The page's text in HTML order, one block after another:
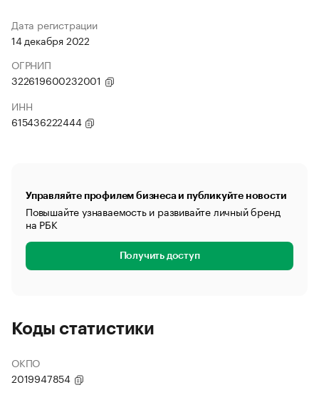
Дата регистрации
14 декабря 2022
ОГРНИП
322619600232001
ИНН
615436222444
Управляйте профилем бизнеса и публикуйте новости
Повышайте узнаваемость и развивайте личный бренд
на РБК
Получить доступ
Коды статистики
ОКПО
2019947854